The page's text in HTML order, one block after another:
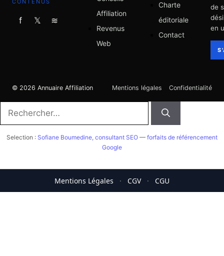
f 𝕏 ≋
Affiliation
Revenus
Web
Charte
éditoriale
Contact
de
en
© 2026 Annuaire Affiliation Mentions légales Confidentialité
Selection : Sofiane Boumedine, consultant SEO — forfaits de référencement
Google
Mentions Légales · CGV · CGU